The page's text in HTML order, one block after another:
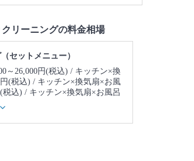
リーニングの料金相場
セットメニュー）
～26,000円(税込)
キッチン×換
(税込)
キッチン×換気扇×お風
税込)
キッチン×換気扇×お風呂
円(税込)
43,000～47,000円(税込)